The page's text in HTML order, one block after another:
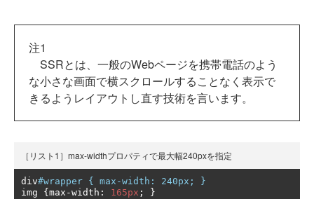
注1
SSRとは、一般のWebページを携帯電話のよう
な小さな画面で横スクロールすることなく表示で
きるようレイアウトし直す技術を言います。
［リスト1］max-widthプロパティで最大幅240pxを指定
div#wrapper { max-width: 240px; }
img { max -width : 165px ; }